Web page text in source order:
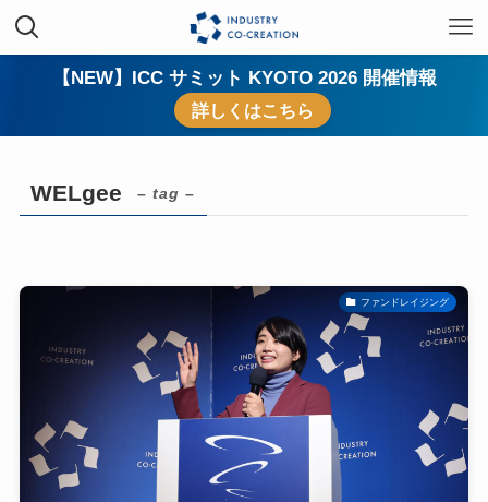
【NEW】ICC サミット KYOTO 2026 開催情報
詳しくはこちら
WELgee – tag –
ファンドレイジング